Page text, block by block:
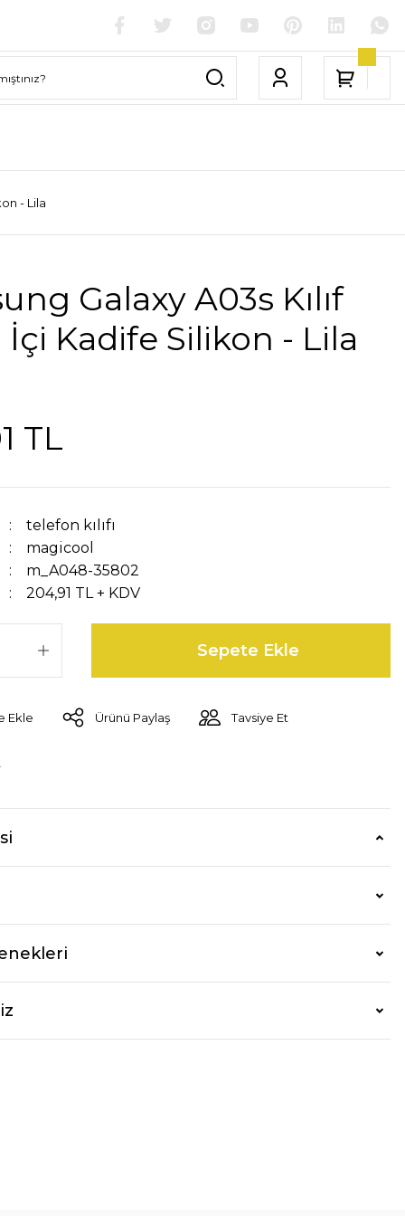
- Lila
Galaxy A03s Kılıf
İçi Kadife Silikon - Lila
TL
telefon kılıfı
magicool
m_A048-35802
204,91 TL + KDV
Sepete Ekle
Ürünü Paylaş Tavsiye Et